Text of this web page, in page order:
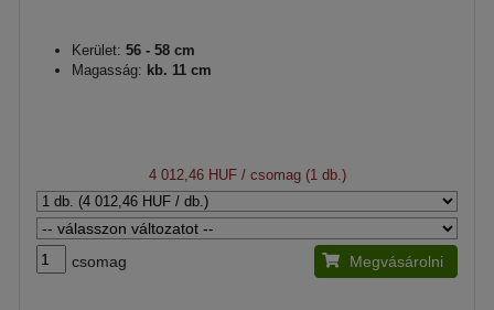
Kerület: 56 - 58 cm
Magasság: kb. 11 cm
4 012,46 HUF/ csomag (1 db.)
csomag Megvásárolni